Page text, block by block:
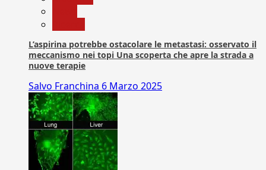
L’aspirina potrebbe ostacolare le metastasi: osservato il
meccanismo nei topi Una scoperta che apre la strada a
nuove terapie
Salvo Franchina 6 Marzo 2025